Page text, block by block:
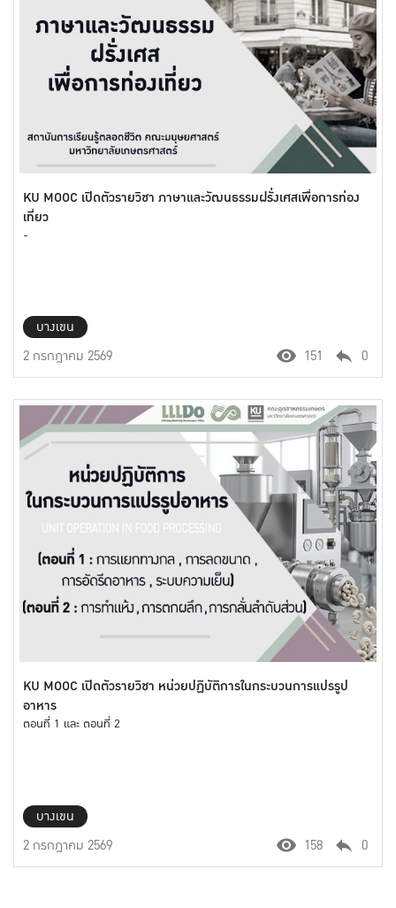
KU MOOC เปิดตัวรายวิชา ภาษาและวัฒนธรรมฝรั่งเศสเพื่อการท่อง
เที่ยว
-
บางเขน
2 กรกฎาคม 2569
151 0
KU MOOC เปิดตัวรายวิชา หน่วยปฏิบัติการในกระบวนการแปรรูป
อาหาร
ตอนที่ 1 และ ตอนที่ 2
บางเขน
2 กรกฎาคม 2569
158 0